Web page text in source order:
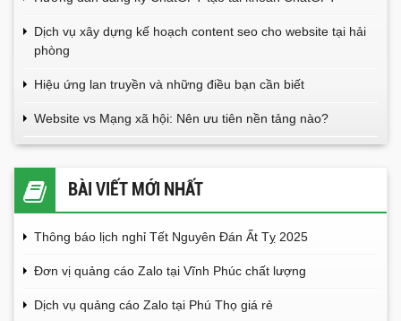
Dịch vụ xây dựng kế hoạch content seo cho website tại hải
phòng
Hiệu ứng lan truyền và những điều bạn cần biết
Website vs Mạng xã hội: Nên ưu tiên nền tảng nào?
BÀI VIẾT MỚI NHẤT
Thông báo lịch nghỉ Tết Nguyên Đán Ất Tỵ 2025
Đơn vị quảng cáo Zalo tại Vĩnh Phúc chất lượng
Dịch vụ quảng cáo Zalo tại Phú Thọ giá rẻ